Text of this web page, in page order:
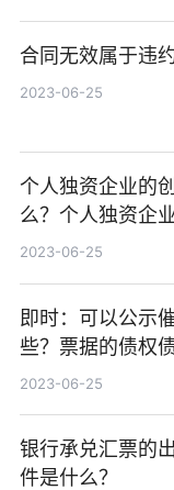
合同无效属于违
2023-06-25
个人独资企业的
么？个人独资企
2023-06-25
即时：可以公示
些？票据的债权
有哪些？
2023-06-25
银行承兑汇票的
件是什么？